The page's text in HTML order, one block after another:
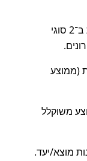
במסלול מניו יורק למיאמי נרשמו נסיעות ב־2 סוגי
2.9 שעות–31.4 שעות (ממוצע
120–13324 ₪ (ממוצע משוקלל